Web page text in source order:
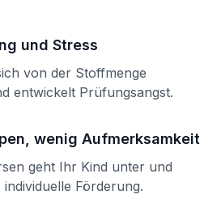
und Stress
von der Stoffmenge
entwickelt Prüfungsangst.
wenig Aufmerksamkeit
geht Ihr Kind unter und
Förderung.